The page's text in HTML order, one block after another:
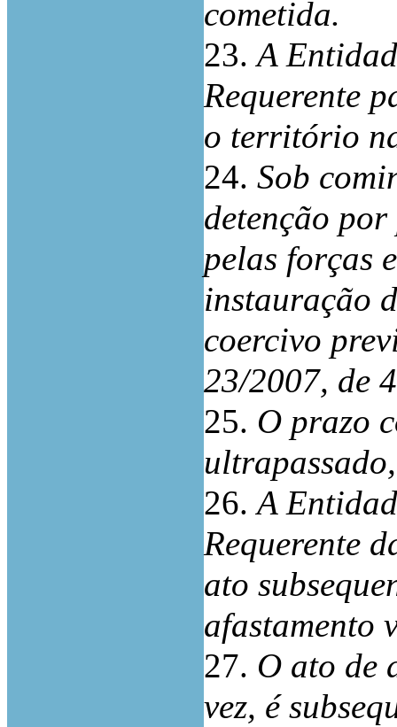
cometida.
23.A
Requerente
o território
24. Sob
detenção
pelas forças
instauração
coercivo
23/2007, de
25. O prazo
ultrapassado,
26.A
Requerente
ato
afastamento
27. O ato de
vez, é